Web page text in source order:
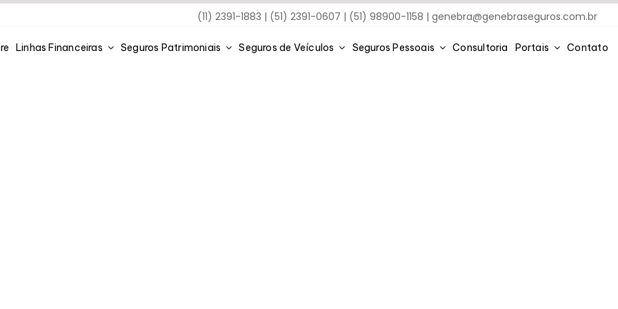
(11) 2391-1883 | (51) 2391-0607 | (51) 98900-1158 |genebra@genebraseguros.com.br
Linhas Financeiras Seguros Patrimoniais Seguros de Veículos Seguros Pessoais Consultoria Portais Contato